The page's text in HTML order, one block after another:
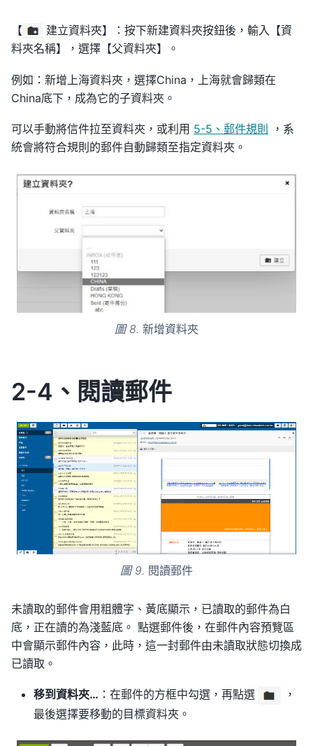
【
建立資料夾】：按下新建資料夾按鈕後，輸入【資
料夾名稱】，選擇【父資料夾】。
例如：新增上海資料夾，選擇China，上海就會歸類在
China底下，成為它的子資料夾。
可以手動將信件拉至資料夾，或利用 5-5、郵件規則 ，系
統會將符合規則的郵件自動歸類至指定資料夾。
圖 8. 新增資料夾
2-4、閱讀郵件
圖 9. 閱讀郵件
未讀取的郵件會用粗體字、黃底顯示，已讀取的郵件為白
底，正在讀的為淺藍底。 點選郵件後，在郵件內容預覽區
中會顯示郵件內容，此時，這一封郵件由未讀取狀態切換成
已讀取。
移到資料夾… ：在郵件的方框中勾選，再點選
，
最後選擇要移動的目標資料夾。